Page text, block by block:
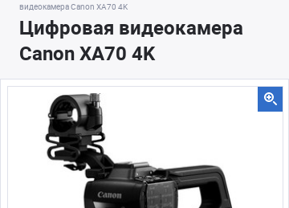
видеокамера Canon XA70 4K
Цифровая видеокамера
Canon XA70 4K